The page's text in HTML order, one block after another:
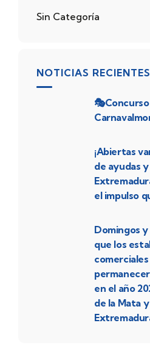
Sin Categoría
NOTICIAS RECIENTES
¡Abiertas
de ayudas
el impulso
Domingos
que los
en el año
de la Mata